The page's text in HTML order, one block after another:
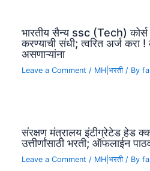
भारतीय सैन्य ssc (Tech)
करण्याची संधी; त्वरित अर्ज करा !
असणाऱ्यांना
Leave a Comment / MH|भरती / By
संरक्षण मंत्रालय इंटीग्रेटेड हेड
उत्तीर्णांसाठी भरती; ऑफलाईन
Leave a Comment / MH|भरती / By